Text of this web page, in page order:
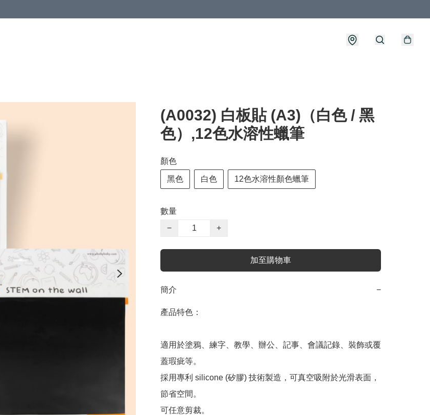
(A0032) 白板貼 (A3)（白色 / 黑
色）,12色水溶性蠟筆
顏色
黑色 白色 12色水溶性顏色蠟筆
數量
−
+
加至購物車
簡介 −
產品特色：
適用於塗鴉、練字、教學、辦公、記事、會議記錄、裝飾或覆
蓋瑕疵等。
採用專利 silicone (矽膠) 技術製造，可真空吸附於光滑表面，
節省空間。
可任意剪裁。